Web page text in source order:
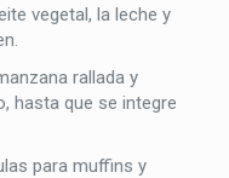
vegetal, la leche y
rallada y
hasta que se integre
para muffins y